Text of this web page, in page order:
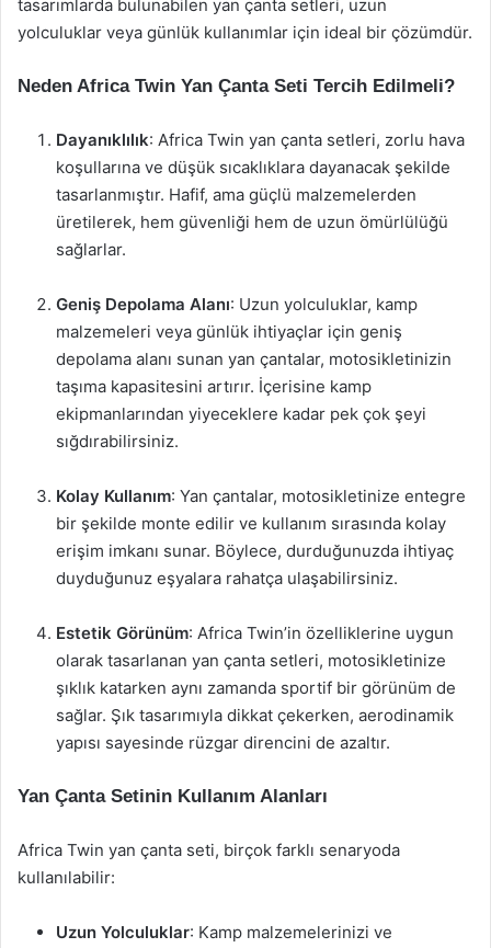
tasarımlarda bulunabilen yan çanta setleri, uzun
yolculuklar veya günlük kullanımlar için ideal bir çözümdür.
Neden Africa Twin Yan Çanta Seti Tercih Edilmeli?
Dayanıklılık: Africa Twin yan çanta setleri, zorlu hava
koşullarına ve düşük sıcaklıklara dayanacak şekilde
tasarlanmıştır. Hafif, ama güçlü malzemelerden
üretilerek, hem güvenliği hem de uzun ömürlülüğü
sağlarlar.
Geniş Depolama Alanı: Uzun yolculuklar, kamp
malzemeleri veya günlük ihtiyaçlar için geniş
depolama alanı sunan yan çantalar, motosikletinizin
taşıma kapasitesini artırır. İçerisine kamp
ekipmanlarından yiyeceklere kadar pek çok şeyi
sığdırabilirsiniz.
Kolay Kullanım: Yan çantalar, motosikletinize entegre
bir şekilde monte edilir ve kullanım sırasında kolay
erişim imkanı sunar. Böylece, durduğunuzda ihtiyaç
duyduğunuz eşyalara rahatça ulaşabilirsiniz.
Estetik Görünüm: Africa Twin’in özelliklerine uygun
olarak tasarlanan yan çanta setleri, motosikletinize
şıklık katarken aynı zamanda sportif bir görünüm de
sağlar. Şık tasarımıyla dikkat çekerken, aerodinamik
yapısı sayesinde rüzgar direncini de azaltır.
Yan Çanta Setinin Kullanım Alanları
Africa Twin yan çanta seti, birçok farklı senaryoda
kullanılabilir:
Uzun Yolculuklar: Kamp malzemelerinizi ve